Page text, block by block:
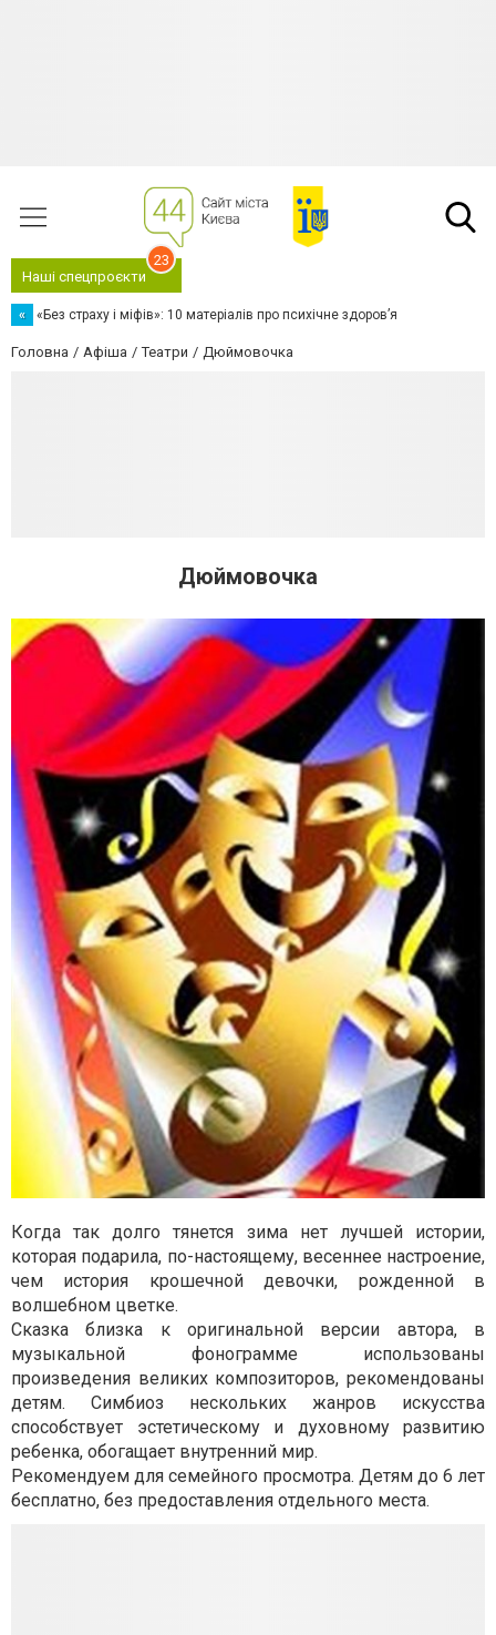
Наші спецпроєкти
23
« «Без страху і міфів»: 10 матеріалів про психічне здоров’я
Головна Афіша Театри Дюймовочка
Дюймовочка
Когда так долго тянется зима нет лучшей истории,
которая подарила, по-настоящему, весеннее настроение,
чем история крошечной девочки, рожденной в
волшебном цветке.
Сказка близка к оригинальной версии автора, в
музыкальной фонограмме использованы
произведения великих композиторов, рекомендованы
детям. Симбиоз нескольких жанров искусства
способствует эстетическому и духовному развитию
ребенка, обогащает внутренний мир.
Рекомендуем для семейного просмотра. Детям до 6 лет
бесплатно, без предоставления отдельного места.